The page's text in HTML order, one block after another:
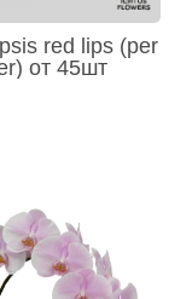
red lips (per
от 45шт